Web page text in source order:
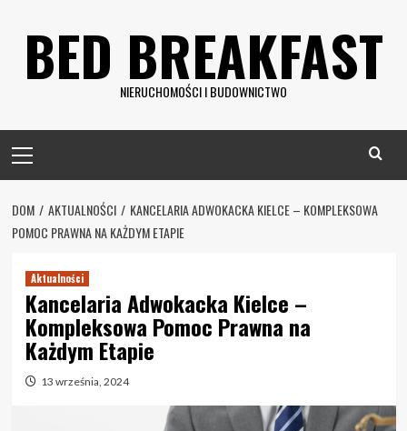
contentBED BREAKFAST
NIERUCHOMOŚCI I BUDOWNICTWO
Menu
DOM AKTUALNOŚCI
KANCELARIA ADWOKACKA KIELCE – KOMPLEKSOWA
POMOC PRAWNA NA KAŻDYM ETAPIE
Aktualności
Kancelaria Adwokacka Kielce –
Kompleksowa Pomoc Prawna na
Każdym Etapie
13 września, 2024